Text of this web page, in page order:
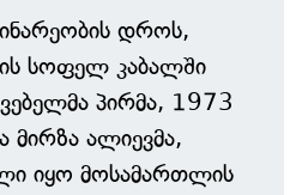
დროს,
სოფელ კაბალში
პირმა, 1973
მირზა ალიევმა,
იყო მოსამართლის